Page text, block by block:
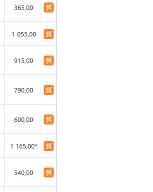
365,00
1 055,00
915,00
790,00
600,00
1 165,00*
540,00